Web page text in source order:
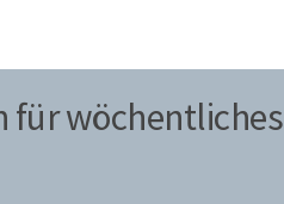
für wöchentliches